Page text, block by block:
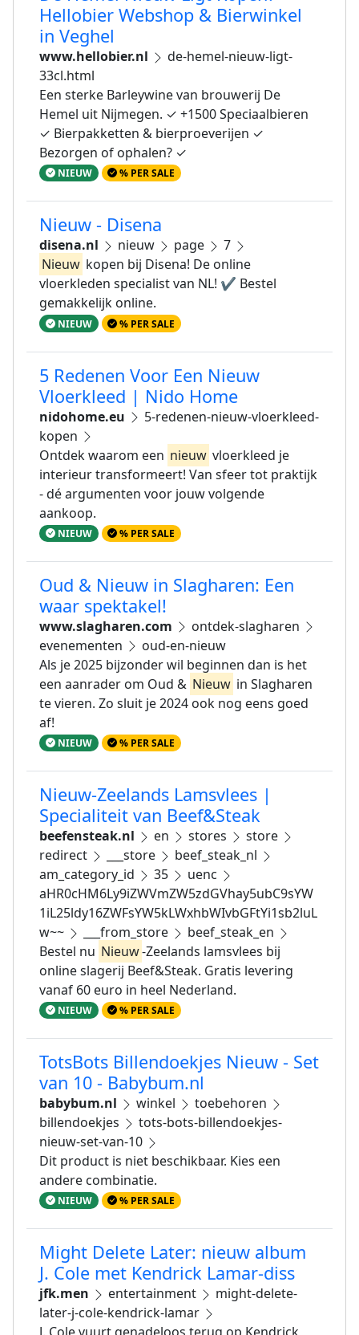
Hellobier Webshop & Bierwinkel
in Veghel
www.hellobier.nl
de-hemel-nieuw-ligt-
33cl.html
Een sterke Barleywine van brouwerij De
Hemel uit Nijmegen. ✓ +1500 Speciaalbieren
✓ Bierpakketten & bierproeverijen ✓
Bezorgen of ophalen? ✓
NIEUW % PER SALE
Nieuw - Disena
disena.nl nieuw page
7
Nieuw kopen bij Disena! De online
vloerkleden specialist van NL! ✔ Bestel
gemakkelijk online.
NIEUW % PER SALE
5 Redenen Voor Een Nieuw
Vloerkleed | Nido Home
nidohome.eu
5-redenen-nieuw-vloerkleed-
kopen
Ontdek waarom een nieuw vloerkleed je
interieur transformeert! Van sfeer tot praktijk
- dé argumenten voor jouw volgende
aankoop.
NIEUW % PER SALE
Oud & Nieuw in Slagharen: Een
waar spektakel!
www.slagharen.com
ontdek-slagharen
evenementen
oud-en-nieuw
Als je 2025 bijzonder wil beginnen dan is het
een aanrader om Oud & Nieuw in Slagharen
te vieren. Zo sluit je 2024 ook nog eens goed
af!
NIEUW % PER SALE
Nieuw-Zeelands Lamsvlees |
Specialiteit van Beef&Steak
beefensteak.nl en stores
store
redirect
___store
beef_steak_nl
am_category_id
35
uenc
aHR0cHM6Ly9iZWVmZW5zdGVhay5ubC9sYW
1iL25ldy16ZWFsYW5kLWxhbWIvbGFtYi1sb2luL
w~~
___from_store
beef_steak_en
Bestel nu Nieuw-Zeelands lamsvlees bij
online slagerij Beef&Steak. Gratis levering
vanaf 60 euro in heel Nederland.
NIEUW % PER SALE
TotsBots Billendoekjes Nieuw - Set
van 10 - Babybum.nl
babybum.nl winkel
toebehoren
billendoekjes
tots-bots-billendoekjes-
nieuw-set-van-10
Dit product is niet beschikbaar. Kies een
andere combinatie.
NIEUW % PER SALE
Might Delete Later: nieuw album
J. Cole met Kendrick Lamar-diss
jfk.men entertainment
might-delete-
later-j-cole-kendrick-lamar